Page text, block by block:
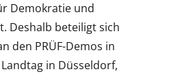
Demokratie und
Deshalb beteiligt sich
den PRÜF-Demos in
in Düsseldorf,